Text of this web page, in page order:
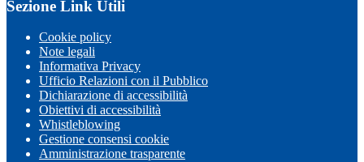
Sezione Link Utili
Cookie policy
Note legali
Informativa Privacy
Ufficio Relazioni con il Pubblico
Dichiarazione di accessibilità
Obiettivi di accessibilità
Whistleblowing
Gestione consensi cookie
Amministrazione trasparente